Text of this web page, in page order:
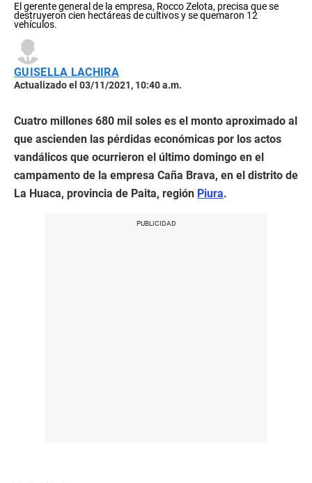
El gerente general de la empresa, Rocco Zelota, precisa que se
destruyeron cien hectáreas de cultivos y se quemaron 12
vehículos.
GUISELLA LACHIRA
Actualizado el 03/11/2021, 10:40 a.m.
Cuatro millones 680 mil soles es el monto aproximado al
que ascienden las pérdidas económicas por los actos
vandálicos que ocurrieron el último domingo en el
campamento de la empresa Caña Brava, en el distrito de
La Huaca, provincia de Paita, región Piura.